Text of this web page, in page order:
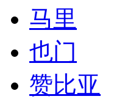
马里
也门
赞比亚